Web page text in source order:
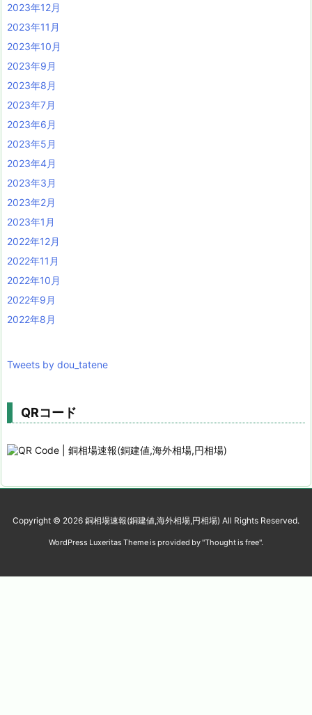
2023年12月
2023年11月
2023年10月
2023年9月
2023年8月
2023年7月
2023年6月
2023年5月
2023年4月
2023年3月
2023年2月
2023年1月
2022年12月
2022年11月
2022年10月
2022年9月
2022年8月
Tweets by dou_tatene
QRコード
Copyright © 2026 銅相場速報(銅建値,海外相場,円相場) All Rights Reserved.
WordPress Luxeritas Theme is provided by "Thought is free".